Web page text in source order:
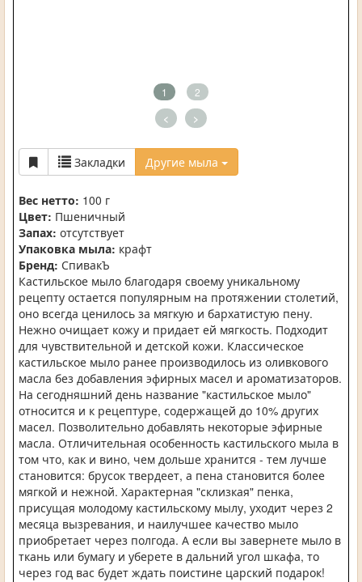
1 2
< >
Закладки Другие мыла
Вес нетто: 100 г
Цвет: Пшеничный
Запах: отсутствует
Упаковка мыла: крафт
Бренд: СпивакЪ
Кастильское мыло благодаря своему уникальному
рецепту остается популярным на протяжении столетий,
оно всегда ценилось за мягкую и бархатистую пену.
Нежно очищает кожу и придает ей мягкость. Подходит
для чувствительной и детской кожи. Классическое
кастильское мыло ранее производилось из оливкового
масла без добавления эфирных масел и ароматизаторов.
На сегодняшний день название "кастильское мыло"
относится и к рецептуре, содержащей до 10% других
масел. Позволительно добавлять некоторые эфирные
масла. Отличительная особенность кастильского мыла в
том что, как и вино, чем дольше хранится - тем лучше
становится: брусок твердеет, а пена становится более
мягкой и нежной. Характерная "склизкая" пенка,
присущая молодому кастильскому мылу, уходит через 2
месяца вызревания, и наилучшее качество мыло
приобретает через полгода. А если вы завернете мыло в
ткань или бумагу и уберете в дальний угол шкафа, то
через год вас будет ждать поистине царский подарок!